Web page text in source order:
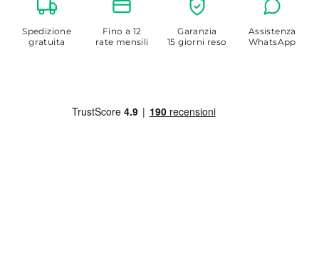
Spedizione
gratuita
Fino a 12
rate mensili
Garanzia
15 giorni reso
Assistenza
WhatsApp